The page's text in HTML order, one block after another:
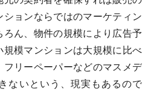
ションならではのマーケティン
ん、物件の規模により広告予
模マンションは大規模に比べ
リーペーパーなどのマスメデ
ないという、現実もあるので